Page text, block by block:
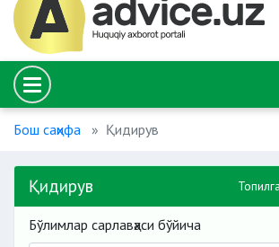
Бош саҳифа Қидирув
Қидирув
Бўлимлар сарлавҳаси бўйича